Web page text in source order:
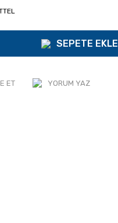
SEPETE EKLE
ET YORUM YAZ